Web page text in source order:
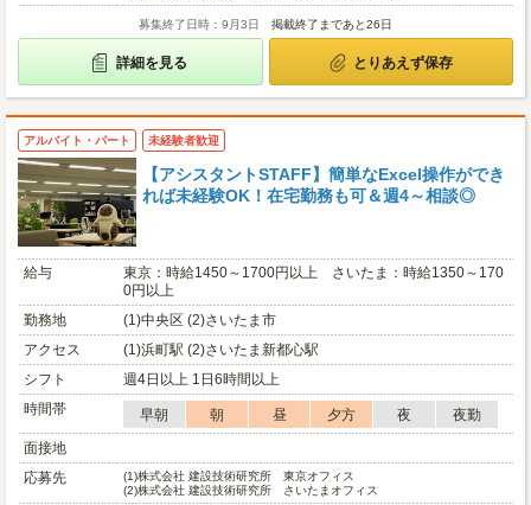
募集終了日時：9月3日 掲載終了まであと26日
詳細を見る とりあえず保存
アルバイト・パート 未経験者歓迎
【アシスタントSTAFF】簡単なExcel操作ができ
れば未経験OK！在宅勤務も可＆週4～相談◎
給与
東京：時給1450～1700円以上 さいたま：時給1350～170
0円以上
勤務地
(1)中央区 (2)さいたま市
アクセス
(1)浜町駅 (2)さいたま新都心駅
シフト
週4日以上 1日6時間以上
時間帯
早朝 朝 昼 夕方 夜
夜勤
面接地
応募先
(1)株式会社 建設技術研究所 東京オフィス
(2)株式会社 建設技術研究所 さいたまオフィス